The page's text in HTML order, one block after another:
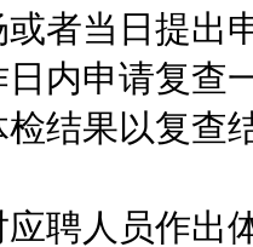
或者当日提出
日内申请复查
检结果以复查
人员作出体